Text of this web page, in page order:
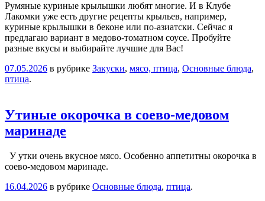
Румяные куриные крылышки любят многие. И в Клубе
Лакомки уже есть другие рецепты крыльев, например,
куриные крылышки в беконе или по-азиатски. Сейчас я
предлагаю вариант в медово-томатном соусе. Пробуйте
разные вкусы и выбирайте лучшие для Вас!
07.05.2026 в рубрике Закуски, мясо, птица, Основные блюда,
птица.
Утиные окорочка в соево-медовом
маринаде
У утки очень вкусное мясо. Особенно аппетитны окорочка в
соево-медовом маринаде.
16.04.2026 в рубрике Основные блюда, птица.